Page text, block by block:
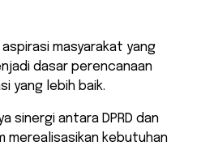
masyarakat yang
dasar perencanaan
yang lebih baik.
sinergi antara DPRD dan
merealisasikan kebutuhan